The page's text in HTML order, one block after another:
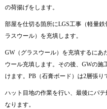
の荷揚げをします。
部屋を仕切る箇所にLGS工事（軽量
ラスウール）を充填します。
GW（グラスウール）を充填するにあ
ウール充填します。その後、GWの
けます。PB（石膏ボード）は2層張り
ハット目地の作業を行い、最後にパ
なります。